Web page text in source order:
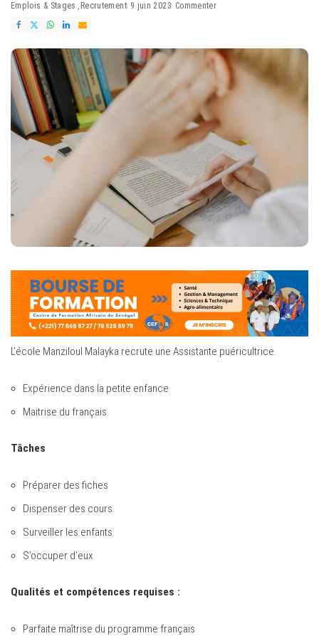
Emplois & Stages Recrutement 9 juin 2023 Commenter
L’école Manziloul Malayka recrute une Assistante puéricultrice.
Expérience dans la petite enfance
Maitrise du français
Tâches
Préparer des fiches
Dispenser des cours
Surveiller les enfants
S’occuper d’eux
Qualités et compétences requises :
Parfaite maîtrise du programme français